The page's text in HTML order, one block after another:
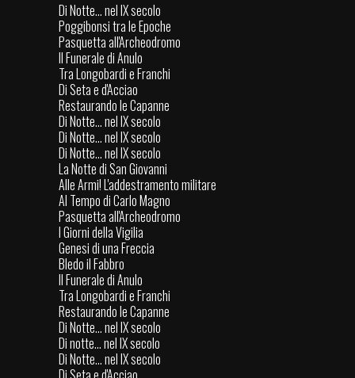
Di Notte... nel IX secolo
Poggibonsi tra le Epoche
Pasquetta all'Archeodromo
Il Funerale di Anulo
Tra Longobardi e Franchi
Di Seta e d'Acciao
Restaurando le Capanne
Di Notte... nel IX secolo
Di Notte... nel IX secolo
Di Notte... nel IX secolo
La Notte di San Giovanni
Alle Armi! L'addestramento militare
Al Tempo di Carlo Magno
Pasquetta all'Archeodromo
I Giorni della Vigilia
Genesi di una Freccia
Bledo il Fabbro
Il Funerale di Anulo
Tra Longobardi e Franchi
Restaurando le Capanne
Di Notte... nel IX secolo
Di notte... nel IX secolo
Di Notte... nel IX secolo